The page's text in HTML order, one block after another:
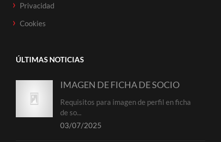
Privacidad
Cookies
ÚLTIMAS NOTICIAS
IMAGEN DE FICHA DE SOCIO
Requisitos para imagen de perfil en ficha
de so...
03/07/2025